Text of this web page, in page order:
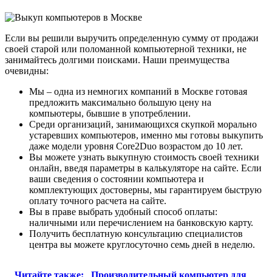
Если вы решили выручить определенную сумму от продажи
своей старой или поломанной компьютерной техники, не
занимайтесь долгими поисками. Наши преимущества
очевидны:
Мы – одна из немногих компаний в Москве готовая
предложить максимально большую цену на
компьютеры, бывшие в употреблении.
Среди организаций, занимающихся скупкой морально
устаревших компьютеров, именно мы готовы выкупить
даже модели уровня Core2Duo возрастом до 10 лет.
Вы можете узнать выкупную стоимость своей техники
онлайн, введя параметры в калькуляторе на сайте. Если
ваши сведения о состоянии компьютера и
комплектующих достоверны, мы гарантируем быструю
оплату точного расчета на сайте.
Вы в праве выбрать удобный способ оплаты:
наличными или перечислением на банковскую карту.
Получить бесплатную консультацию специалистов
центра вы можете круглосуточно семь дней в неделю.
Читайте также: Производительный компьютер для